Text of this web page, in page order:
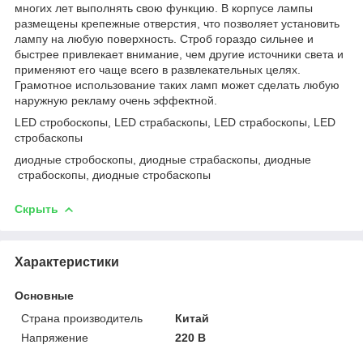
многих лет выполнять свою функцию. В корпусе лампы
размещены крепежные отверстия, что позволяет установить
лампу на любую поверхность. Строб гораздо сильнее и
быстрее привлекает внимание, чем другие источники света и
применяют его чаще всего в развлекательных целях.
Грамотное использование таких ламп может сделать любую
наружную рекламу очень эффектной.
LED стробоскопы, LED страбаскопы, LED страбоскопы, LED
стробаскопы
диодные стробоскопы, диодные страбаскопы, диодные
страбоскопы, диодные стробаскопы
Скрыть
Характеристики
Основные
Страна производитель
Китай
Напряжение
220 В